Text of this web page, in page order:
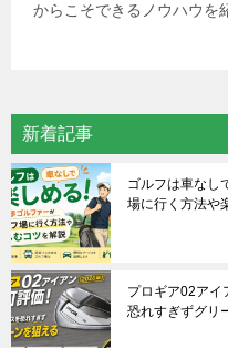
からこそできるノウハウを
新着記事
ゴルフは車なし
場に行く方法や
プロギア02アイ
恐れすぎずグリ